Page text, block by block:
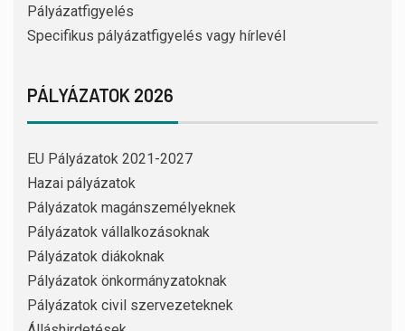
Pályázatfigyelés
Specifikus pályázatfigyelés vagy hírlevél
PÁLYÁZATOK 2026
EU Pályázatok 2021-2027
Hazai pályázatok
Pályázatok magánszemélyeknek
Pályázatok vállalkozásoknak
Pályázatok diákoknak
Pályázatok önkormányzatoknak
Pályázatok civil szervezeteknek